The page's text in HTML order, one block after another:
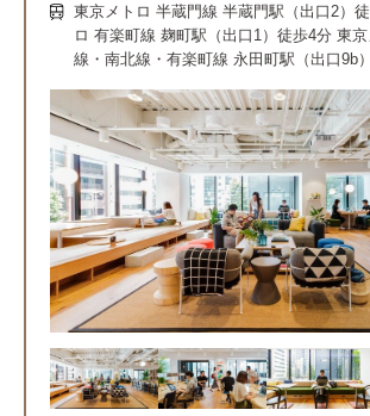
東京メトロ 半蔵門線 半蔵門駅（出口2）
ロ 有楽町線 麹町駅（出口1）徒歩4分 東
線・南北線・有楽町線 永田町駅（出口9b